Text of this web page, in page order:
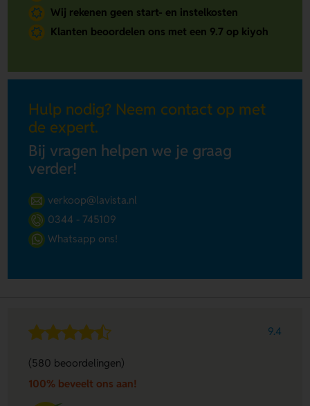
Wij rekenen geen start- en instelkosten
Klanten beoordelen ons met een 9.7 op kiyoh
Hulp nodig? Neem contact op met
de expert.
Bij vragen helpen we je graag
verder!
verkoop@lavista.nl
0344 - 745109
Whatsapp ons!
9.4
(580 beoordelingen)
100% beveelt ons aan!